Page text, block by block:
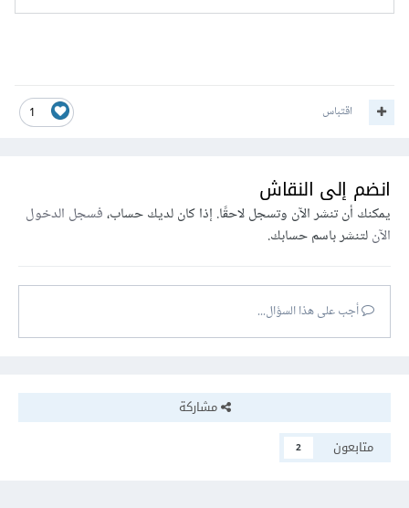
1 اقتباس
انضم إلى النقاش
يمكنك أن تنشر الآن وتسجل لاحقًا. إذا كان لديك حساب،فسجل الدخول
الآنلتنشر باسم حسابك.
أجب على هذا السؤال...
مشاركة
متابعون
2